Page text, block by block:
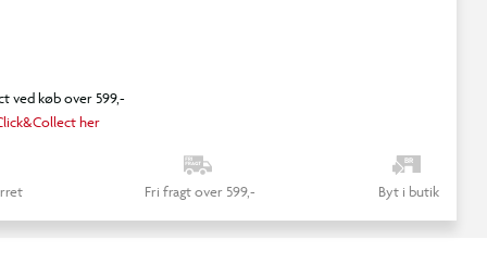
ved køb over 599,-
her
Fri fragt over 599,- Byt i butik